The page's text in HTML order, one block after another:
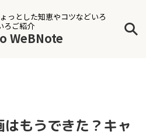
っとした知恵やコツなどいろ
ろご紹介
WeBNote
もうできた？キャ